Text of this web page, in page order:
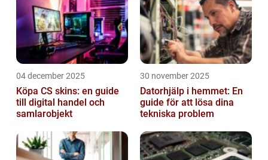
04 december 2025
Köpa CS skins: en guide
till digital handel och
samlarobjekt
30 november 2025
Datorhjälp i hemmet: En
guide för att lösa dina
tekniska problem